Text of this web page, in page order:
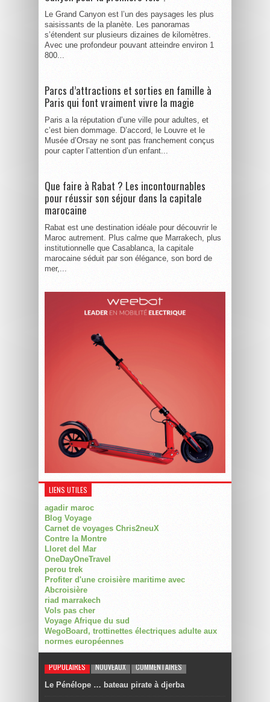
Le Grand Canyon est l’un des paysages les plus
saisissants de la planète. Les panoramas
s’étendent sur plusieurs dizaines de kilomètres.
Avec une profondeur pouvant atteindre environ 1
800...
Parcs d’attractions et sorties en famille à
Paris qui font vraiment vivre la magie
Paris a la réputation d’une ville pour adultes, et
c’est bien dommage. D’accord, le Louvre et le
Musée d’Orsay ne sont pas franchement conçus
pour capter l’attention d’un enfant...
Que faire à Rabat ? Les incontournables
pour réussir son séjour dans la capitale
marocaine
Rabat est une destination idéale pour découvrir le
Maroc autrement. Plus calme que Marrakech, plus
institutionnelle que Casablanca, la capitale
marocaine séduit par son élégance, son bord de
mer,...
LIENS UTILES
agadir maroc
Blog Voyage
Carnet de voyages Chris2neuX
Contre la Montre
Lloret del Mar
OneDayOneTravel
perou trek
Profiter d'une croisière maritime avec
Abcroisière
riad marrakech
Vols pas cher
Voyage Afrique du sud
WegoBoard, trottinettes électriques adulte aux
normes européennes
POPULAIRES NOUVEAUX COMMENTAIRES
Le Pénélope … bateau pirate à djerba